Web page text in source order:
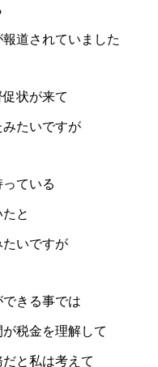
道されていました
状が来て
たいですが
ている
と
いですが
きる事では
税金を理解して
と私は考えて